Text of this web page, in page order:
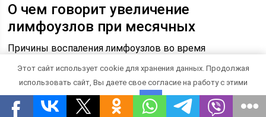
О чем говорит увеличение
лимфоузлов при месячных
Причины воспаления лимфоузлов во время
критических дней могут быть как физиологическими,
так и патологическими. Природа происхождения
отклонения определяется с помощью
диагностических процедур. К основным факторам
Этот сайт использует cookie для хранения данных. Продолжая
использовать сайт, Вы даете свое согласие на работу с этими
файлами.
OK